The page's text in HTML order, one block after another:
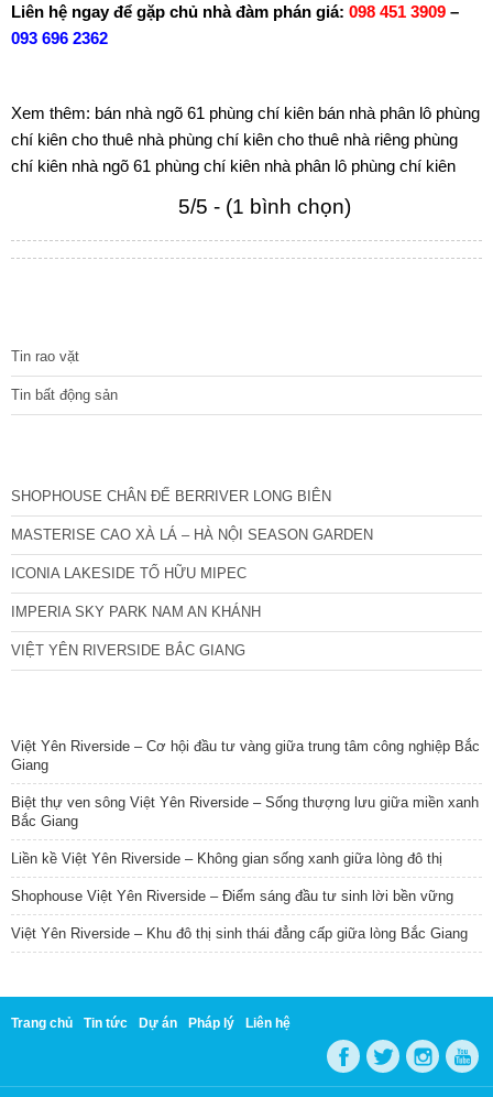
Liên hệ ngay để gặp chủ nhà đàm phán giá: 098 451 3909 –
093 696 2362
Xem thêm: bán nhà ngõ 61 phùng chí kiên bán nhà phân lô phùng
chí kiên cho thuê nhà phùng chí kiên cho thuê nhà riêng phùng
chí kiên nhà ngõ 61 phùng chí kiên nhà phân lô phùng chí kiên
5/5 - (1 bình chọn)
Tin rao vặt
Tin bất động sản
SHOPHOUSE CHÂN ĐẾ BERRIVER LONG BIÊN
MASTERISE CAO XÀ LÁ – HÀ NỘI SEASON GARDEN
ICONIA LAKESIDE TỐ HỮU MIPEC
IMPERIA SKY PARK NAM AN KHÁNH
VIỆT YÊN RIVERSIDE BẮC GIANG
Việt Yên Riverside – Cơ hội đầu tư vàng giữa trung tâm công nghiệp Bắc
Giang
Biệt thự ven sông Việt Yên Riverside – Sống thượng lưu giữa miền xanh
Bắc Giang
Liền kề Việt Yên Riverside – Không gian sống xanh giữa lòng đô thị
Shophouse Việt Yên Riverside – Điểm sáng đầu tư sinh lời bền vững
Việt Yên Riverside – Khu đô thị sinh thái đẳng cấp giữa lòng Bắc Giang
Trang chủ Tin tức Dự án Pháp lý Liên hệ